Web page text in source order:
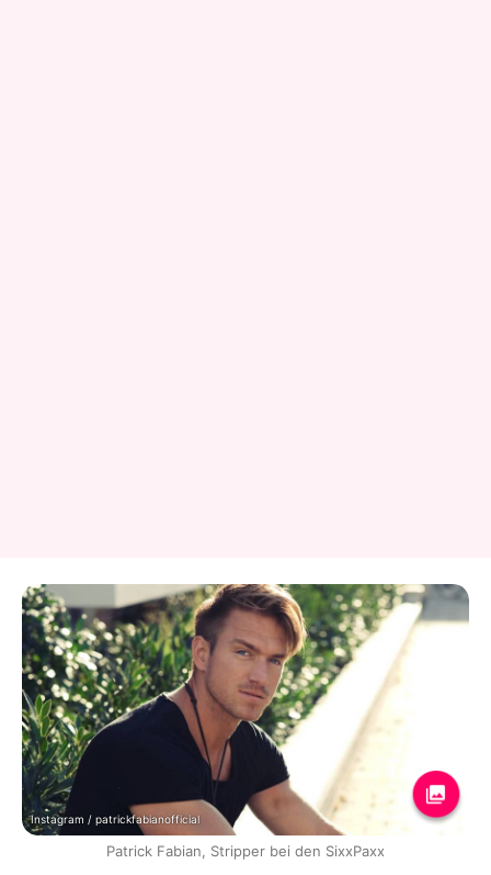
Instagram / patrickfabianofficial
Patrick Fabian, Stripper bei den SixxPaxx